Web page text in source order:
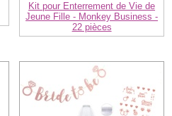
Kit pour Enterrement de Vie de
Jeune Fille - Monkey Business -
22 pièces